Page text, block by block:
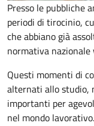
Presso le pubbliche
periodi di tirocinio,
che abbiano già
normativa
Questi momenti di
alternati allo studio,
importanti per
nel mondo lavorativo.